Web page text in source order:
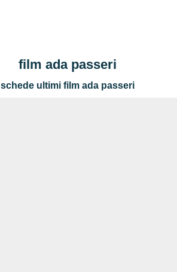
film ada passeri
schede ultimi film ada passeri